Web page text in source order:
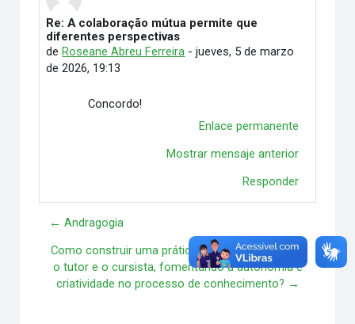
Re: A colaboração mútua permite que
diferentes perspectivas
de Roseane Abreu Ferreira -jueves, 5 de marzo
de 2026, 19:13
Número de respuestas: 0
Concordo!
Enlace permanente
Mostrar mensaje anterior
Responder
← Andragogia
Como construir uma prática mais dialógica entre
o tutor e o cursista, fomentando a autonomia e
criatividade no processo de conhecimento? →